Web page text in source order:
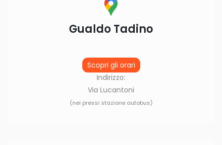
Gualdo Tadino
Scopri gli orari
Indirizzo:
Via Lucantoni
(nei pressi stazione autobus)